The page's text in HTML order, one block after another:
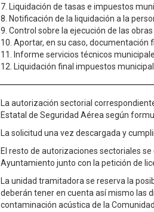
7. Liquidación de tasas e impuestos
8. Notificación de la liquidación a la
9. Control sobre la ejecución de las
10. Aportar, en su caso, documentación
11. Informe servicios técnicos
12. Liquidación final impuestos
La autorización sectorial
Estatal de Seguridad Aérea según
La solicitud una vez descargada y
El resto de autorizaciones sectoriales
Ayuntamiento junto con la petición de
La unidad tramitadora se reserva la
deberán tener en cuenta así mismo las
contaminación acústica de la